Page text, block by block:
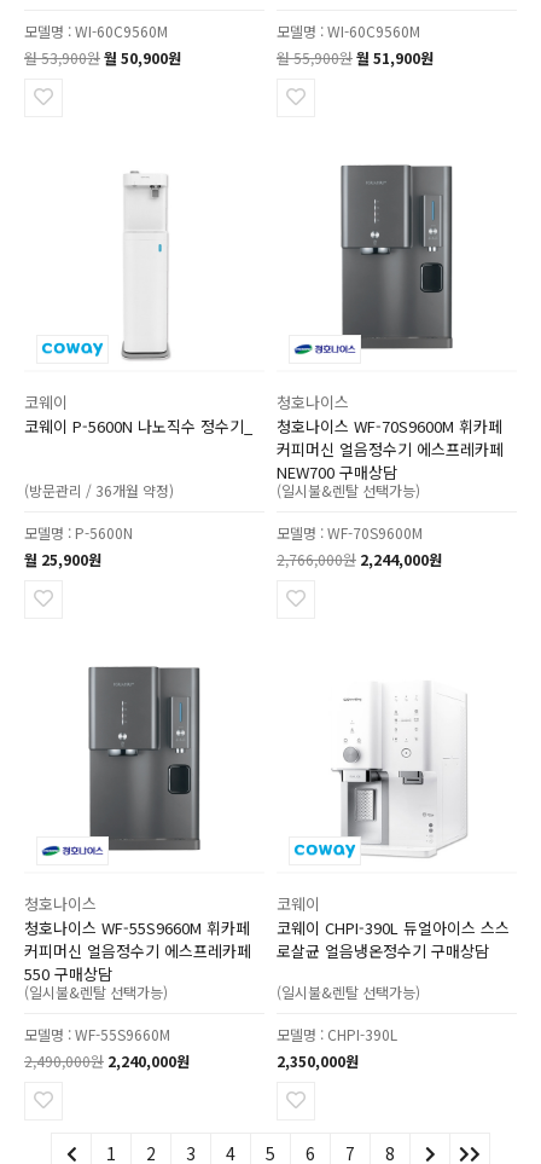
모델명 : WI-60C9560M
월 53,900원월 50,900원
모델명 : WI-60C9560M
월 55,900원월 51,900원
코웨이
코웨이 P-5600N 나노직수 정수기_
(방문관리 / 36개월 약정)
모델명 : P-5600N
월 25,900원
청호나이스
청호나이스 WF-70S9600M 휘카페
커피머신 얼음정수기 에스프레카페
NEW700 구매상담
(일시불&렌탈 선택가능)
모델명 : WF-70S9600M
2,766,000원 2,244,000원
청호나이스
청호나이스 WF-55S9660M 휘카페
커피머신 얼음정수기 에스프레카페
550 구매상담
(일시불&렌탈 선택가능)
모델명 : WF-55S9660M
2,490,000원 2,240,000원
코웨이
코웨이 CHPI-390L 듀얼아이스 스스
로살균 얼음냉온정수기 구매상담
(일시불&렌탈 선택가능)
모델명 : CHPI-390L
2,350,000원
1 2 3 4 5 6 7 8